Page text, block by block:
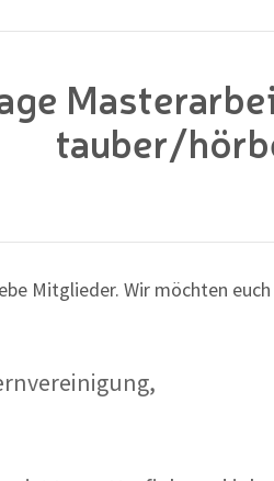
tauber/
Mitglieder. Wir möchten